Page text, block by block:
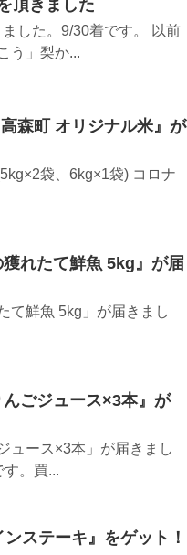
頂きました
した。9/30着です。 以前
う」梨か...
森町 オリジナル米』が
袋、6kg×1袋) コロナ
れたて鮮魚 5kg』が届
て鮮魚 5kg」が届きまし
ごジュース×3本』が
ュース×3本」が届きまし
。買...
ステーキ』をゲット！